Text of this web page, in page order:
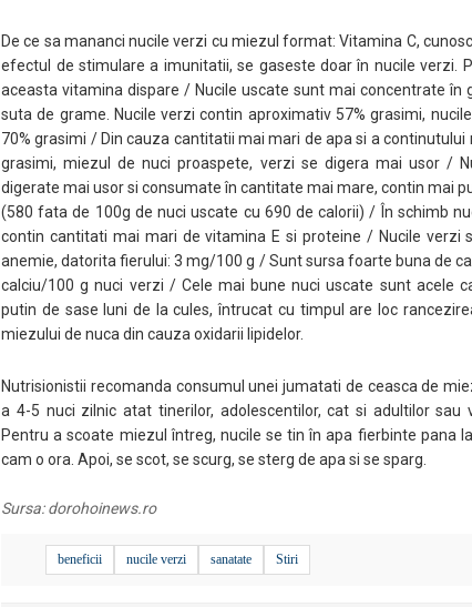
De ce sa mananci nucile verzi cu miezul format: Vitamina C,
efectul de stimulare a imunitatii, se gaseste doar în nucile verzi.
aceasta vitamina dispare / Nucile uscate sunt mai concentrate în
suta de grame. Nucile verzi contin aproximativ 57% grasimi,
70% grasimi / Din cauza cantitatii mai mari de apa si a continutului
grasimi, miezul de nuci proaspete, verzi se digera mai usor /
digerate mai usor si consumate în cantitate mai mare, contin mai
(580 fata de 100g de nuci uscate cu 690 de calorii) / În schimb
contin cantitati mai mari de vitamina E si proteine / Nucile verzi
anemie, datorita fierului: 3 mg/100 g / Sunt sursa foarte buna de
calciu/100 g nuci verzi / Cele mai bune nuci uscate sunt acele
putin de sase luni de la cules, întrucat cu timpul are loc
miezului de nuca din cauza oxidarii lipidelor.
Nutrisionistii recomanda consumul unei jumatati de ceasca de
a 4-5 nuci zilnic atat tinerilor, adolescentilor, cat si adultilor sau
Pentru a scoate miezul întreg, nucile se tin în apa fierbinte pana
cam o ora. Apoi, se scot, se scurg, se sterg de apa si se sparg.
Sursa:dorohoinews.ro
beneficii nucile verzi sanatate Stiri